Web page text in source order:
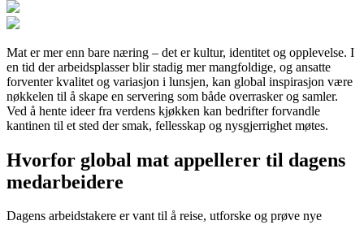
Mat er mer enn bare næring – det er kultur, identitet og opplevelse. I
en tid der arbeidsplasser blir stadig mer mangfoldige, og ansatte
forventer kvalitet og variasjon i lunsjen, kan global inspirasjon være
nøkkelen til å skape en servering som både overrasker og samler.
Ved å hente ideer fra verdens kjøkken kan bedrifter forvandle
kantinen til et sted der smak, fellesskap og nysgjerrighet møtes.
Hvorfor global mat appellerer til dagens
medarbeidere
Dagens arbeidstakere er vant til å reise, utforske og prøve nye